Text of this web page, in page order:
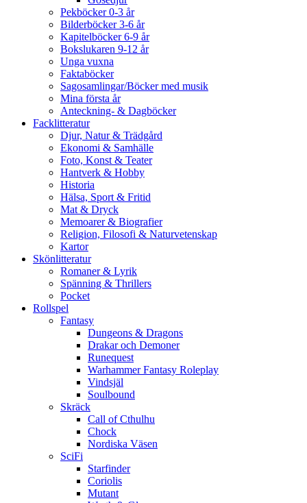
Pekböcker 0-3 år
Bilderböcker 3-6 år
Kapitelböcker 6-9 år
Bokslukaren 9-12 år
Unga vuxna
Faktaböcker
Sagosamlingar/Böcker med musik
Mina första år
Anteckning- & Dagböcker
Facklitteratur
Djur, Natur & Trädgård
Ekonomi & Samhälle
Foto, Konst & Teater
Hantverk & Hobby
Historia
Hälsa, Sport & Fritid
Mat & Dryck
Memoarer & Biografier
Religion, Filosofi & Naturvetenskap
Kartor
Skönlitteratur
Romaner & Lyrik
Spänning & Thrillers
Pocket
Rollspel
Fantasy
Dungeons & Dragons
Drakar och Demoner
Runequest
Warhammer Fantasy Roleplay
Vindsjäl
Soulbound
Skräck
Call of Cthulhu
Chock
Nordiska Väsen
SciFi
Starfinder
Coriolis
Mutant